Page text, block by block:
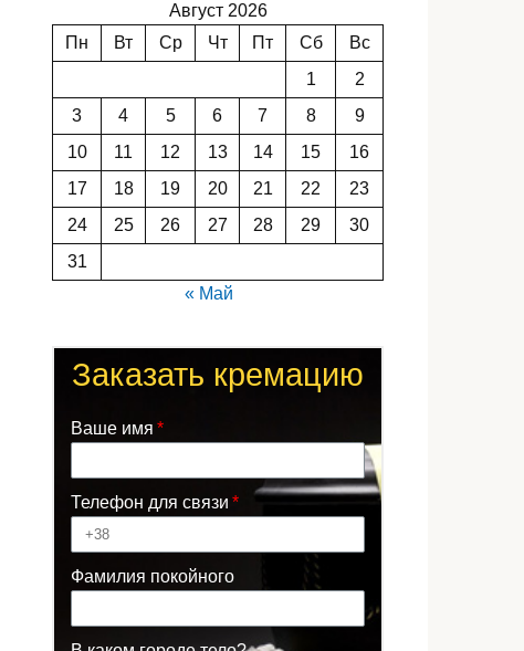
Август 2026
Пн
Вт Ср Чт Пт Сб
Вс
1
2
3
4 5 6 7 8
9
10
11 12 13 14 15
16
17
18 19 20 21 22
23
24
25 26 27 28 29
30
31
« Май
Заказать кремацию
Ваше имя
Телефон для связи
Фамилия покойного